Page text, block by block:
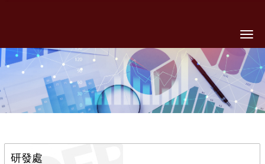
研發處